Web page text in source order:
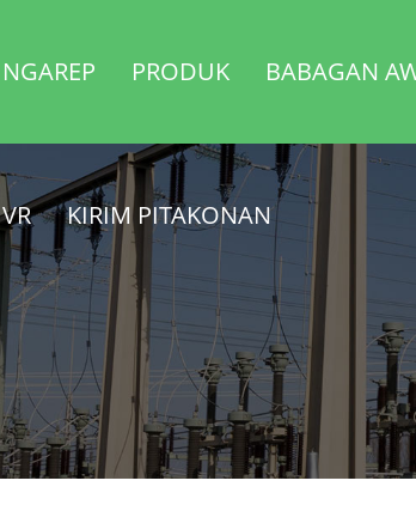
NGAREP PRODUK BABAGAN
VR KIRIM PITAKONAN